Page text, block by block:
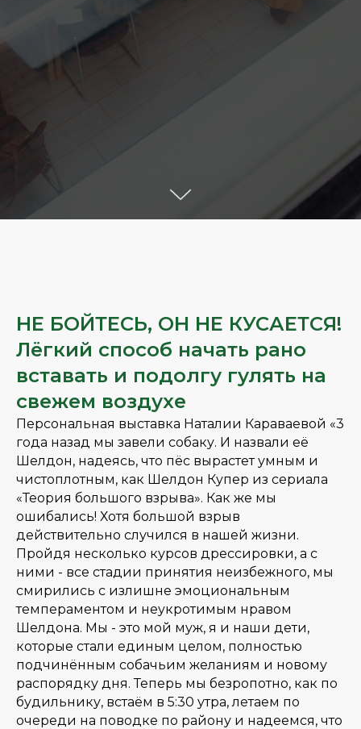
НЕ БОЙТЕСЬ, ОН НЕ КУСАЕТСЯ!
Лёгкий способ начать рано
вставать и подолгу гулять на
свежем воздухе
Персональная выставка Наталии Караваевой «3
года назад мы завели собаку. И назвали её
Шелдон, надеясь, что пёс вырастет умным и
чистоплотным, как Шелдон Купер из сериала
«Теория большого взрыва». Как же мы
ошибались! Хотя большой взрыв
действительно случился в нашей жизни.
Пройдя несколько курсов дрессировки, а с
ними - все стадии принятия неизбежного, мы
смирились с излишне эмоциональным
темпераментом и неукротимым нравом
Шелдона. Мы - это мой муж, я и наши дети,
которые стали единым целом, полностью
подчинённым собачьим желаниям и новому
распорядку дня. Теперь мы безропотно, как по
будильнику, встаём в 5:30 утра, летаем по
очереди на поводке по району и надеемся, что